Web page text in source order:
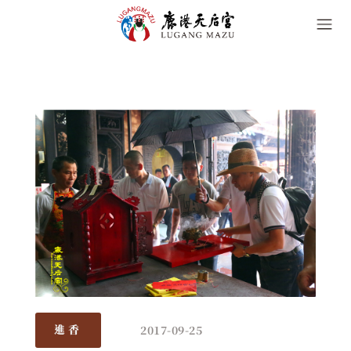
進香 2017-09-25